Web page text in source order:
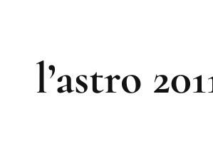
l’astro